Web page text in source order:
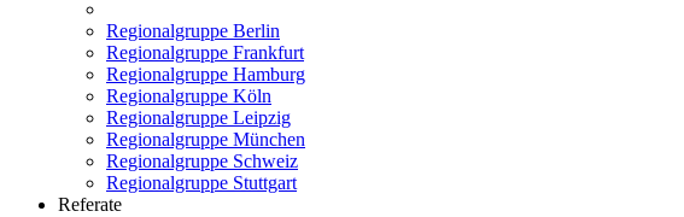
Regionalgruppe Berlin
Regionalgruppe Frankfurt
Regionalgruppe Hamburg
Regionalgruppe Köln
Regionalgruppe Leipzig
Regionalgruppe München
Regionalgruppe Schweiz
Regionalgruppe Stuttgart
Referate